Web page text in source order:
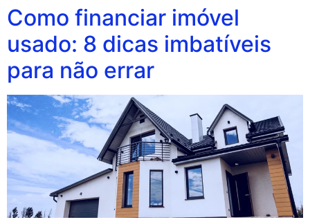
Como financiar imóvel
usado: 8 dicas imbatíveis
para não errar